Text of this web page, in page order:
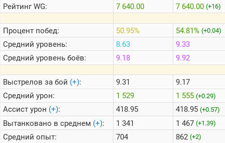
РейтингWG:
Процент побед:
Средний уровень:
Средний уровень боёв:
Выстрелов за бой (+):
Средний урон:
Ассист урон (+):
Вытанковано в среднем (+):
Средний опыт:
7 640.00
50.95%
8.63
9.18
9.31
1 529
418.95
1 341
704
7 640.00 (+16)
54.81% (+0.04)
9.33
9.92
9.17
1 555 (+0.29)
418.95 (+0.57)
1 467 (+1.39)
862 (+2)